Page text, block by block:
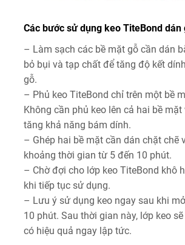
Các bước sử dụng keo TiteBond dán
– Làm sạch các bề mặt gỗ cần dán
bỏ bụi và tạp chất để tăng độ kết
gỗ.
– Phủ keo TiteBond chỉ trên một bề
Không cần phủ keo lên cả hai bề
tăng khả năng bám dính.
– Ghép hai bề mặt cần dán chặt chẽ
khoảng thời gian từ 5 đến 10 phút.
– Chờ đợi cho lớp keo TiteBond khô
khi tiếp tục sử dụng.
– Lưu ý sử dụng keo ngay sau khi
10 phút. Sau thời gian này, lớp keo
có hiệu quả ngay lập tức.